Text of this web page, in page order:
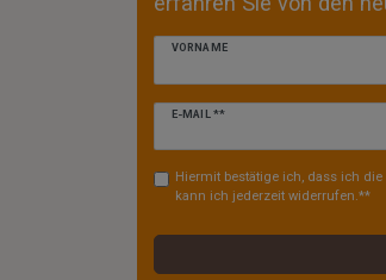
VORNAME
E-MAIL **
Newsletter
Hiermit bestätige ich, dass ich die
kann ich jederzeit widerrufen.**